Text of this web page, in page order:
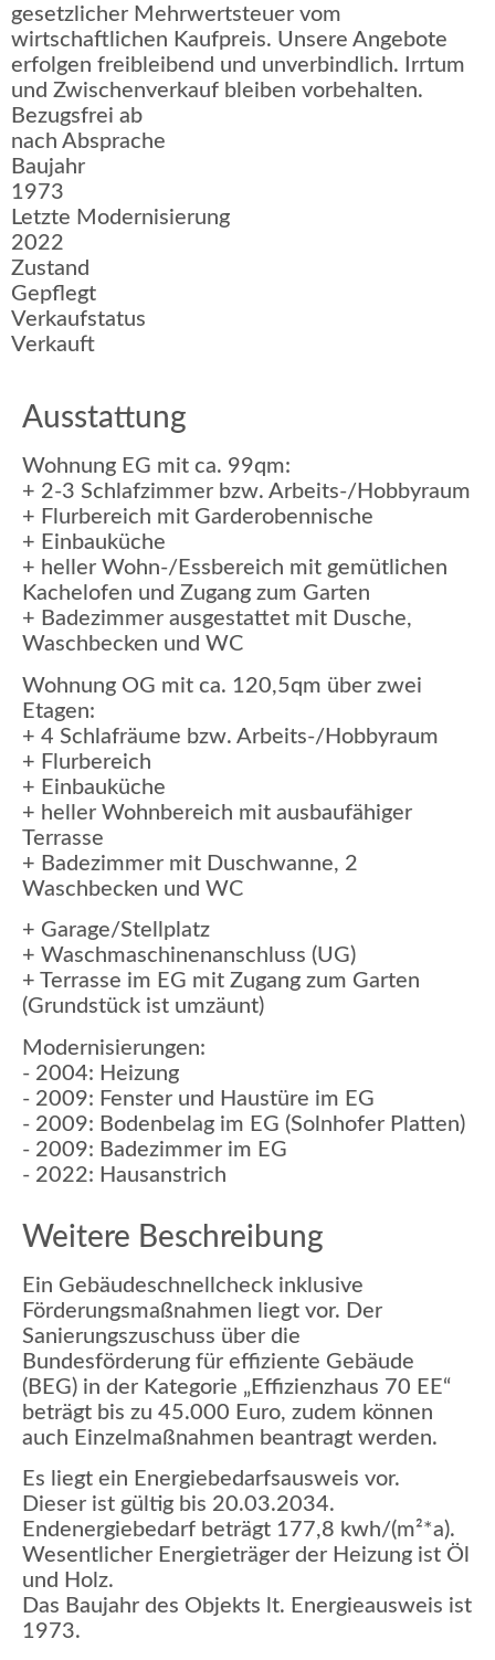
gesetzlicher Mehrwertsteuer vom
wirtschaftlichen Kaufpreis. Unsere Angebote
erfolgen freibleibend und unverbindlich. Irrtum
und Zwischenverkauf bleiben vorbehalten.
Bezugsfrei ab
nach Absprache
Baujahr
1973
Letzte Modernisierung
2022
Zustand
Gepflegt
Verkaufstatus
Verkauft
Ausstattung
Wohnung EG mit ca. 99qm:
+ 2-3 Schlafzimmer bzw. Arbeits-/Hobbyraum
+ Flurbereich mit Garderobennische
+ Einbauküche
+ heller Wohn-/Essbereich mit gemütlichen
Kachelofen und Zugang zum Garten
+ Badezimmer ausgestattet mit Dusche,
Waschbecken und WC
Wohnung OG mit ca. 120,5qm über zwei
Etagen:
+ 4 Schlafräume bzw. Arbeits-/Hobbyraum
+ Flurbereich
+ Einbauküche
+ heller Wohnbereich mit ausbaufähiger
Terrasse
+ Badezimmer mit Duschwanne, 2
Waschbecken und WC
+ Garage/Stellplatz
+ Waschmaschinenanschluss (UG)
+ Terrasse im EG mit Zugang zum Garten
(Grundstück ist umzäunt)
Modernisierungen:
- 2004: Heizung
- 2009: Fenster und Haustüre im EG
- 2009: Bodenbelag im EG (Solnhofer Platten)
- 2009: Badezimmer im EG
- 2022: Hausanstrich
Weitere Beschreibung
Ein Gebäudeschnellcheck inklusive
Förderungsmaßnahmen liegt vor. Der
Sanierungszuschuss über die
Bundesförderung für effiziente Gebäude
(BEG) in der Kategorie „Effizienzhaus 70 EE“
beträgt bis zu 45.000 Euro, zudem können
auch Einzelmaßnahmen beantragt werden.
Es liegt ein Energiebedarfsausweis vor.
Dieser ist gültig bis 20.03.2034.
Endenergiebedarf beträgt 177,8 kwh/(m²*a).
Wesentlicher Energieträger der Heizung ist Öl
und Holz.
Das Baujahr des Objekts lt. Energieausweis ist
1973.